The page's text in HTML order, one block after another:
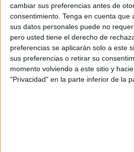
cambiar sus preferencias antes de
consentimiento. Tenga en cuenta que
sus datos personales puede no
pero usted tiene el derecho de
preferencias se aplicarán solo a este
sus preferencias o retirar su
momento volviendo a este sitio y
"Privacidad" en la parte inferior de la
comparte.